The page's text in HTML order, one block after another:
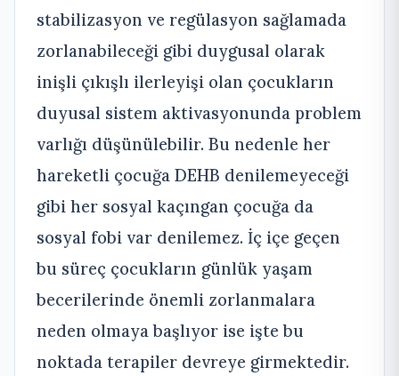
stabilizasyon ve regülasyon sağlamada
zorlanabileceği gibi duygusal olarak
inişli çıkışlı ilerleyişi olan çocukların
duyusal sistem aktivasyonunda problem
varlığı düşünülebilir. Bu nedenle her
hareketli çocuğa DEHB denilemeyeceği
gibi her sosyal kaçıngan çocuğa da
sosyal fobi var denilemez. İç içe geçen
bu süreç çocukların günlük yaşam
becerilerinde önemli zorlanmalara
neden olmaya başlıyor ise işte bu
noktada terapiler devreye girmektedir.